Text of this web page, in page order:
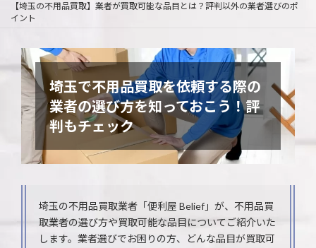
【埼玉の不用品買取】業者が買取可能な品目とは？評判以外の業者選びのポ
イント
埼玉で不用品買取を依頼する際の
業者の選び方を知っておこう！評
判もチェック
埼玉の不用品買取業者「便利屋 Belief」が、不用品買
取業者の選び方や買取可能な品目についてご紹介いた
します。業者選びでお困りの方、どんな品目が買取可